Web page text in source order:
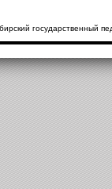
государственный